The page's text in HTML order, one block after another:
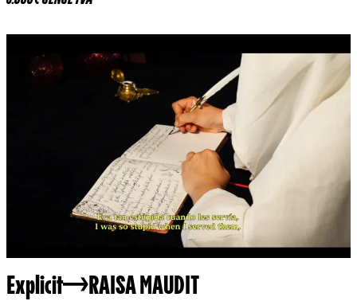
Explicit RAISA MAUDIT